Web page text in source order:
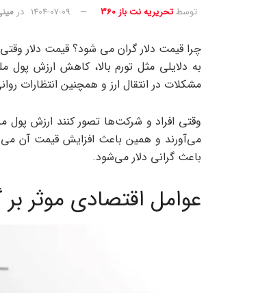
توسطتحریریه نت باز 360 1404-07-09 در
چرا قیمت دلار گران می ‌شود؟ قیمت دلار
به دلایلی مثل تورم بالا، کاهش ارزش پول
مشکلات در انتقال ارز و همچنین انتظارات
وقتی افراد و شرکت‌ها تصور کنند ارزش پول
می‌آورند و همین باعث افزایش قیمت آن
باعث گرانی دلار می‌شود.
عوامل اقتصادی موثر بر